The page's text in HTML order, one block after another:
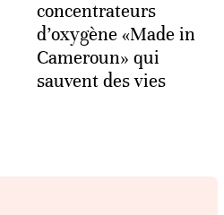
concentrateurs
d’oxygène «Made in
Cameroun» qui
sauvent des vies